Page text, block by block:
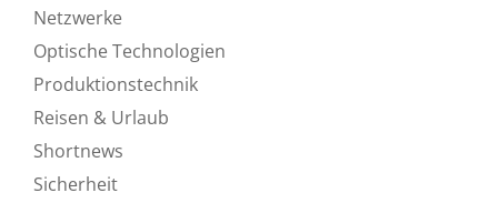
Netzwerke
Optische Technologien
Produktionstechnik
Reisen & Urlaub
Shortnews
Sicherheit